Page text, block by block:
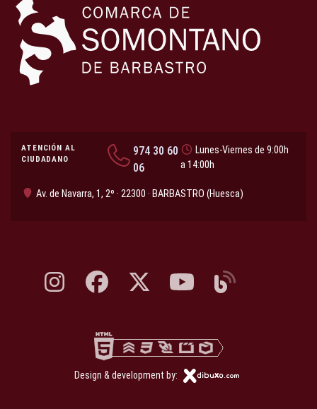
ATENCIÓN AL
CIUDADANO
974 30 60
06
Lunes-Viernes de 9:00h
a 14:00h
Av. de Navarra, 1, 2º · 22300 · BARBASTRO (Huesca)
Instagram, abre en nueva pestaña
Facebook, abre en nueva pestaña
X, antes Twitter, abre en nueva pestaña
YouTube, abre en nueva
Blog, abre en nueva
Design & development by: